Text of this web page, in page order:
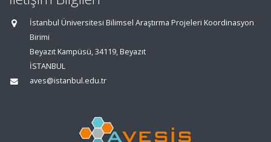
İstanbul Üniversitesi Bilimsel Araştırma Projeleri Koordinasyon
Birimi
Beyazıt Kampüsü, 34119, Beyazıt
İSTANBUL
aves@istanbul.edu.tr